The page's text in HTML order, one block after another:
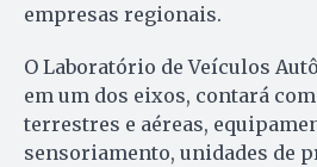
empresas regionais.
O Laboratório de Veículos
em um dos eixos, contará
terrestres e aéreas,
sensoriamento, unidades de